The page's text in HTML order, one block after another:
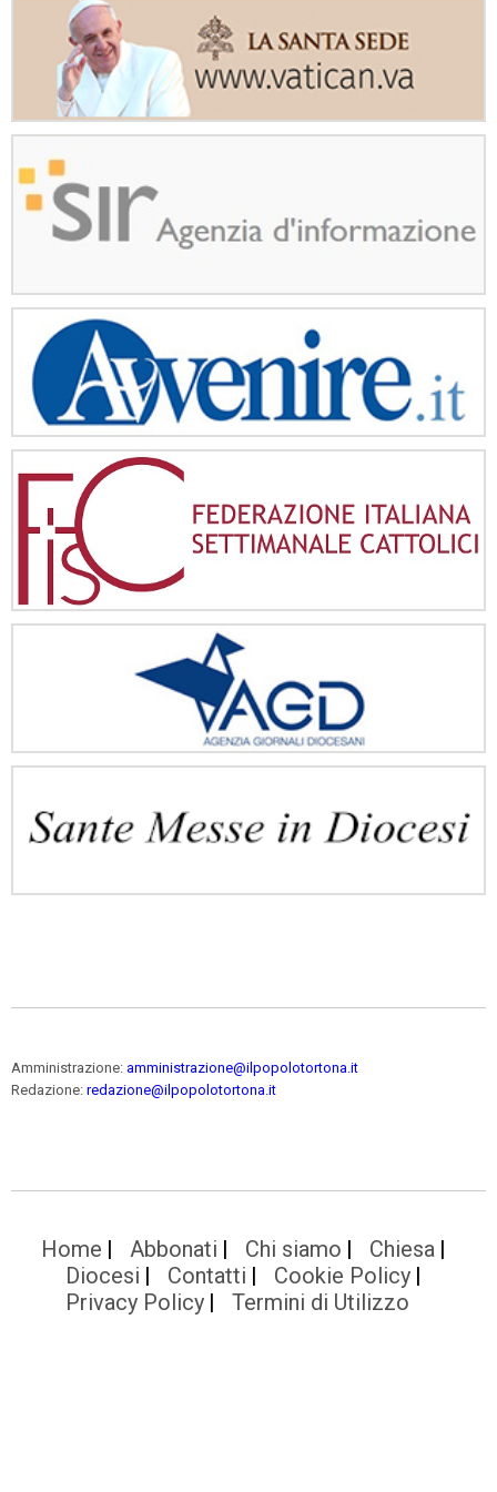
Amministrazione: amministrazione@ilpopolotortona.it
Redazione: redazione@ilpopolotortona.it
Home Abbonati Chi siamo
Chiesa
Diocesi
Contatti
Cookie Policy
Privacy Policy
Termini di Utilizzo